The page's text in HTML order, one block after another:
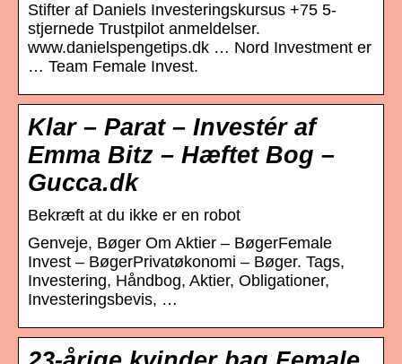
Stifter af Daniels Investeringskursus +75 5-
stjernede Trustpilot anmeldelser.
www.danielspengetips.dk … Nord Investment er
… Team Female Invest.
Klar – Parat – Investér af
Emma Bitz – Hæftet Bog –
Gucca.dk
Bekræft at du ikke er en robot
Genveje, Bøger Om Aktier – BøgerFemale
Invest – BøgerPrivatøkonomi – Bøger. Tags,
Investering, Håndbog, Aktier, Obligationer,
Investeringsbevis, …